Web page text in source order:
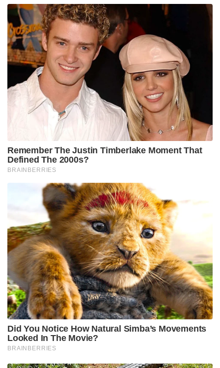
മേഖലയ്ക്കുള്ളിൽ ഇവർക്ക് ബന്ധമുണ്ടെന്ന്
ഉദ്യോഗസ്ഥർ സംശയിക്കുന്നു. അഭിനയരംഗത്തേക്ക്
വരാൻ ചെന്നൈയിലെത്തിയ ഒരു യുവതിയെ
ലൈംഗികമായി പീഡിപ്പിച്ച കേസിൽ തസ്ലീമയെ
നേരത്തെ മറ്റൊരു കേസിൽ അറസ്റ്റ് ചെയ്തിരുന്നു
.ഇക്കാര്യവും സിനിമാ വ്യവസായവുമായുള്ള ഇവരുടെ
ബന്ധത്തെ കൂടുതൽ ശക്തമാക്കുന്നു.
സൈക്കോട്രോപിക് മരുന്നായ എംഡിഎംഎയേക്കാൾ
അപകടകരമാണ് ഹൈബ്രിഡ് കഞ്ചാവെന്ന്
എക്സൈസ് സംഘം മുന്നറിയിപ്പ് നൽകി.
സമീപകാലത്ത് നടന്ന എറ്റവും വലിയ കഞ്ചാവ്
വേട്ടയാണിത്. വിതരണ ശൃംഖലയ്ക്കുള്ള സിനമാ
ബന്ധങ്ങൾ തെളിയിക്കുന്നതിനായി സംശയമുള്ളവരെ
സർക്കിൾ ഇൻസ്പെക്ടർ മഹേഷിന്റെ
നേതൃത്വത്തിലുള്ള സംഘമാണ് ഇരുവരെയും അറസ്റ്റ്
Tags:
hybrid ganja brust
malayalam film industry UNDER SCANNER